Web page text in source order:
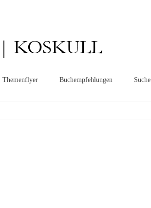
KOSKULL
Themenflyer Buchempfehlungen Suche